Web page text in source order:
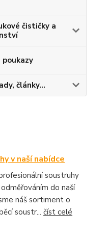
čističky a
poukazy
články...
v naší nabídce
soustruhy
do naší
náš sortiment o
soustr... číst celé